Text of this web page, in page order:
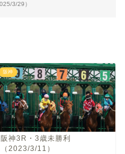
3/29）
阪神
阪神3R・3歳未勝利
（2023/3/11）